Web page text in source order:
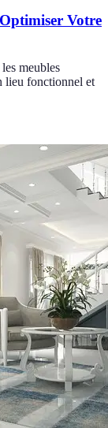
Votre
meubles
lieu fonctionnel et